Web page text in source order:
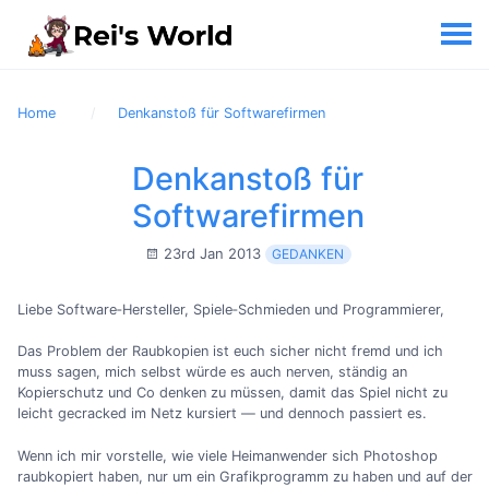
Home Denkanstoß für Softwarefirmen
Denkanstoß für
Softwarefirmen
23rd Jan 2013 GEDANKEN
Liebe Software‐Hersteller, Spiele‐Schmieden und Programmierer,
Das Problem der Raubkopien ist euch sicher nicht fremd und ich
muss sagen, mich selbst würde es auch nerven, ständig an
Kopierschutz und Co denken zu müssen, damit das Spiel nicht zu
leicht gecracked im Netz kursiert — und dennoch passiert es.
Wenn ich mir vorstelle, wie viele Heimanwender sich Photoshop
raubkopiert haben, nur um ein Grafikprogramm zu haben und auf der